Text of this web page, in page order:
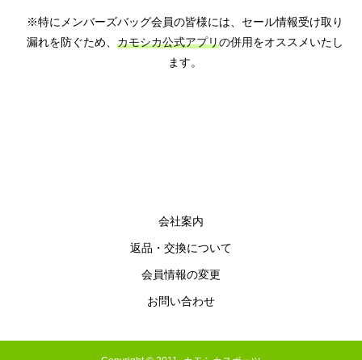
※特にメンバーズバッグ会員の皆様には、セール情報受け取り
漏れを防ぐため、 カモシカ公式アプリの併用をオススメいたし
ます。
会社案内
返品・交換について
会員情報の変更
お問い合わせ